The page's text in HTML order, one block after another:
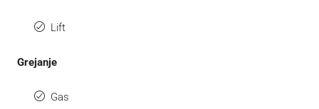
Lift
Grejanje
Gas